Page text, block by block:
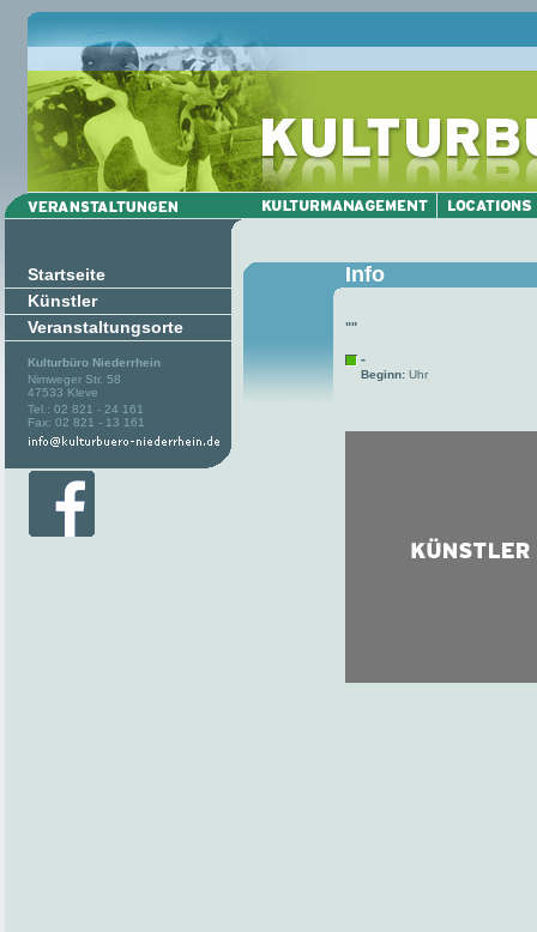
Startseite
Künstler
Veranstaltungsorte
Kulturbüro Niederrhein
Nimweger Str. 58
47533 Kleve
Tel.: 02 821 - 24 161
Fax: 02 821 - 13 161
Info
""
-
Beginn: Uhr